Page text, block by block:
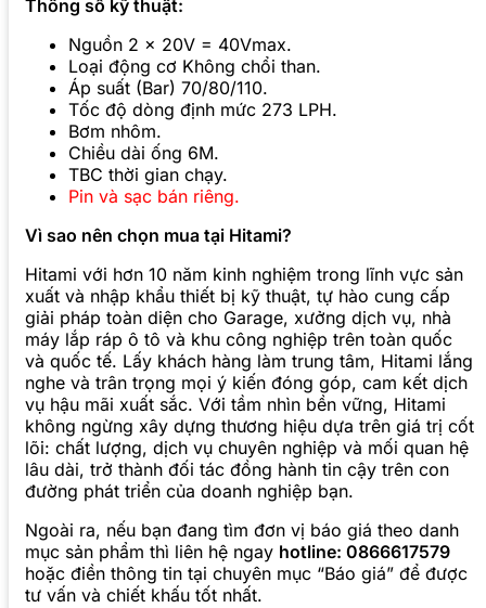
Thông số kỹ thuật:
Nguồn 2 x 20V = 40Vmax.
Loại động cơ Không chổi than.
Áp suất (Bar) 70/80/110.
Tốc độ dòng định mức 273 LPH.
Bơm nhôm.
Chiều dài ống 6M.
TBC thời gian chạy.
Pin và sạc bán riêng.
Vì sao nên chọn mua tại Hitami?
Hitami với hơn 10 năm kinh nghiệm trong lĩnh vực sản
xuất và nhập khẩu thiết bị kỹ thuật, tự hào cung cấp
giải pháp toàn diện cho Garage, xưởng dịch vụ, nhà
máy lắp ráp ô tô và khu công nghiệp trên toàn quốc
và quốc tế. Lấy khách hàng làm trung tâm, Hitami lắng
nghe và trân trọng mọi ý kiến đóng góp, cam kết dịch
vụ hậu mãi xuất sắc. Với tầm nhìn bền vững, Hitami
không ngừng xây dựng thương hiệu dựa trên giá trị cốt
lõi: chất lượng, dịch vụ chuyên nghiệp và mối quan hệ
lâu dài, trở thành đối tác đồng hành tin cậy trên con
đường phát triển của doanh nghiệp bạn.
Ngoài ra, nếu bạn đang tìm đơn vị báo giá theo danh
mục sản phẩm thì liên hệ ngay hotline: 0866617579
hoặc điền thông tin tại chuyên mục “Báo giá” để được
tư vấn và chiết khấu tốt nhất.